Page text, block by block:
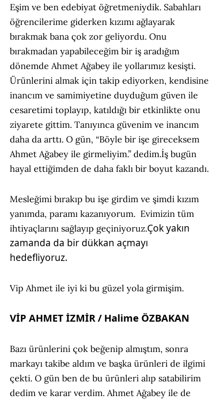
Eşim ve ben edebiyat öğretmeniydik. Sabahları
öğrencilerime giderken kızımı ağlayarak
bırakmak bana çok zor geliyordu. Onu
bırakmadan yapabileceğim bir iş aradığım
dönemde Ahmet Ağabey ile yollarımız kesişti.
Ürünlerini almak için takip ediyorken, kendisine
inancım ve samimiyetine duyduğum güven ile
cesaretimi toplayıp, katıldığı bir etkinlikte onu
ziyarete gittim. Tanıyınca güvenim ve inancım
daha da arttı. O gün, “Böyle bir işe gireceksem
Ahmet Ağabey ile girmeliyim.” dedim.İş bugün
hayal ettiğimden de daha faklı bir boyut kazandı.
Mesleğimi bırakıp bu işe girdim ve şimdi kızım
yanımda, paramı kazanıyorum. Evimizin tüm
ihtiyaçlarını sağlayıp geçiniyoruz.Çok yakın
zamanda da bir dükkan açmayı
hedefliyoruz.
Vip Ahmet ile iyi ki bu güzel yola girmişim.
VİP AHMET İZMİR / Halime ÖZBAKAN
Bazı ürünlerini çok beğenip almıştım, sonra
markayı takibe aldım ve başka ürünleri de ilgimi
çekti. O gün ben de bu ürünleri alıp satabilirim
dedim ve karar verdim. Ahmet Ağabey ile de